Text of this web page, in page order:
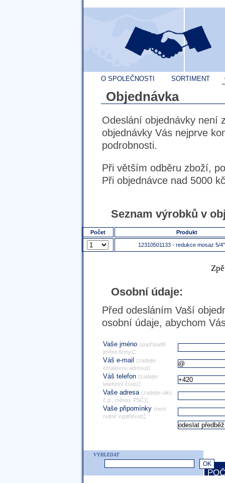
O SPOLEČNOSTI SORTIMENT
Objednávka
Odeslání objednávky není
objednávky Vás nejprve
podrobnosti.
Při větším odběru zboží,
Při objednávce nad 5000
Seznam výrobků v
Počet Produkt
12310501133 - redukce mosaz 5/
Osobní údaje:
Před odesláním Vaší
osobní údaje, abychom
Vaše jméno (popřípadě
jméno firmy):
Váš e-mail
(zadejte
emailovou adresu):
Váš telefon (zadejte
telefonní číslo):
Vaše adresa (zadejte ulici,
č.p., město, PSČ):
Vaše připomínky (není
nutné vyplňovat):
VYHLEDAT